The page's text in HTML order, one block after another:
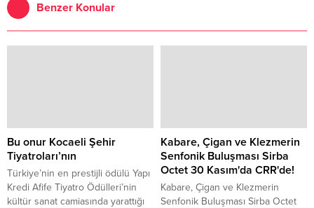
Benzer Konular
Bu onur Kocaeli Şehir
Tiyatroları’nın
Türkiye’nin en prestijli ödülü Yapı
Kredi Afife Tiyatro Ödülleri’nin
kültür sanat camiasında yarattığı
Kabare, Çigan ve Klezmerin
Senfonik Buluşması Sirba
Octet 30 Kasım'da CRR'de!
Kabare, Çigan ve Klezmerin
Senfonik Buluşması Sirba Octet